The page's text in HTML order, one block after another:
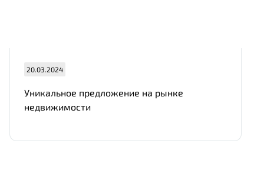
20.03.2024
Уникальное предложение на рынке
недвижимости